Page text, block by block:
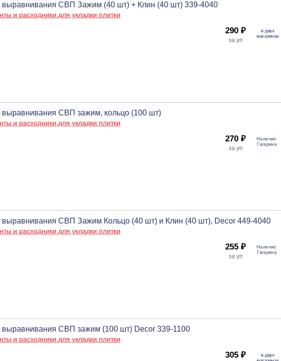
выравнивания СВП Зажим (40 шт) + Клин (40 шт) 339-4040
и расходники для укладки плитки
290 ₽
выравнивания СВП зажим, кольцо (100 шт)
и расходники для укладки плитки
270 ₽
СВП Зажим Кольцо (40 шт) и Клин (40 шт), Decor 449-4040
и расходники для укладки плитки
255 ₽
выравнивания СВП зажим (100 шт) Decor 339-1100
и расходники для укладки плитки
305 ₽